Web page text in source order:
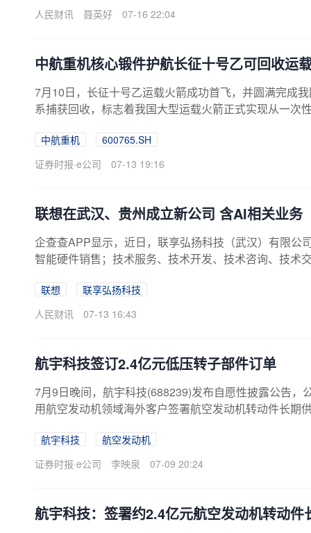
人民财讯
聂英好 07-16 22:04
中航重机核心锻件护航长征十号乙可回收运
7月10日，长征十号乙运载火箭成功首飞，并圆满完成
系捕获回收，标志着我国大型运载火箭正式实现从一次
环境考验，为火箭顺利回收、可靠复用提供坚实结构支
航锻造实力的一次集中验证。近年来，公司持续加大航
箭结...
中航重机
600765.SH
证券时报·e公司
07-13 19:16
联想在武汉、贵州成立新公司 含AI相关业务
企查查APP显示，近日，联享弘扬科技（武汉）有限公
智能硬件销售；技术服务、技术开发、技术咨询、技术
联想
联享弘扬科技
人民财讯
07-13 16:43
航宇科技签订2.4亿元低压转子部件订单
7月9日晚间，航宇科技(688239)发布自愿性披露公告，
用航空发动机领域海外客户签署航空发动机转动件长期
绍，本次合作方为国际大型商用航空发动机制造商、世
豁免披露相关规定，客户具体名称不予披露。根据协议
航宇科技
航空发动机
证券时报·e公司
李映泉 07-09 20:24
航宇科技：签署约2.4亿元航空发动机转动件